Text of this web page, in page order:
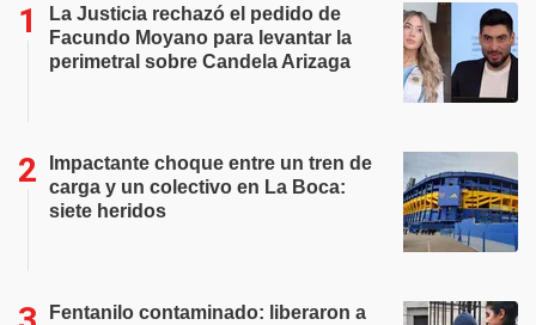
La Justicia rechazó el pedido de
Facundo Moyano para levantar la
perimetral sobre Candela Arizaga
Impactante choque entre un tren de
carga y un colectivo en La Boca:
siete heridos
Fentanilo contaminado: liberaron a